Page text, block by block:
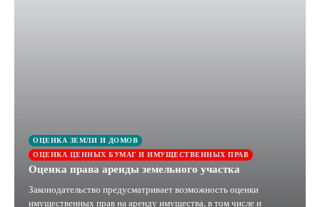
ОЦЕНКА ЗЕМЛИ И ДОМОВ
ОЦЕНКА ЦЕННЫХ БУМАГ И ИМУЩЕСТВЕННЫХ ПРАВ
Оценка права аренды земельного участка
Законодательство предусматривает возможность оценки
имущественных прав на аренду имущества, в том числе и